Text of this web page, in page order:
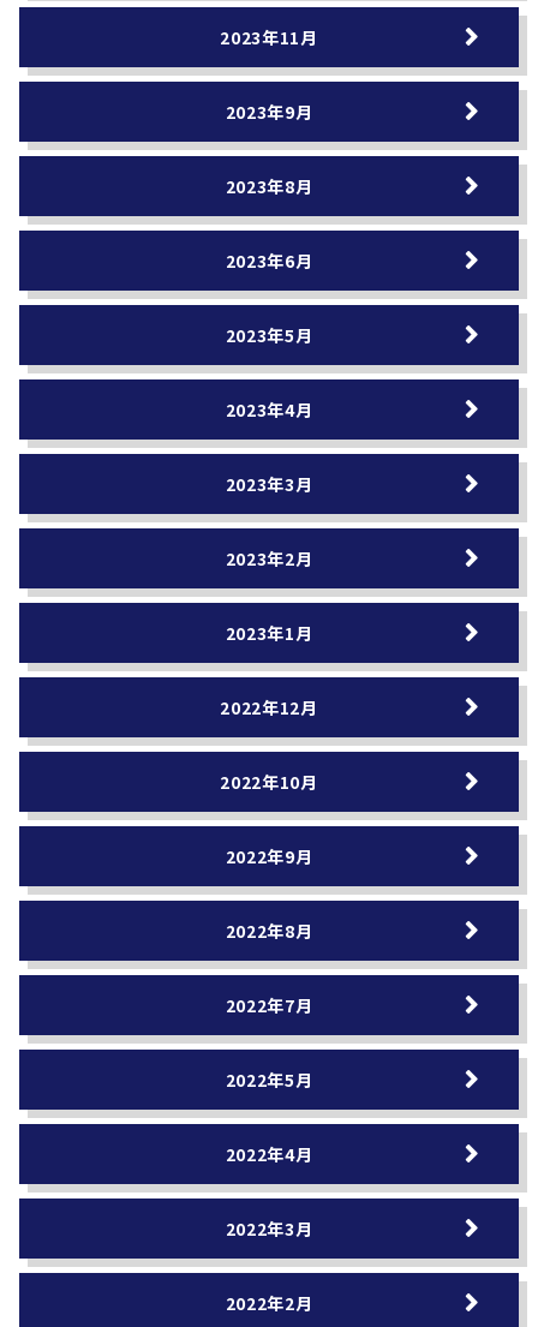
2023年11月
2023年9月
2023年8月
2023年6月
2023年5月
2023年4月
2023年3月
2023年2月
2023年1月
2022年12月
2022年10月
2022年9月
2022年8月
2022年7月
2022年5月
2022年4月
2022年3月
2022年2月